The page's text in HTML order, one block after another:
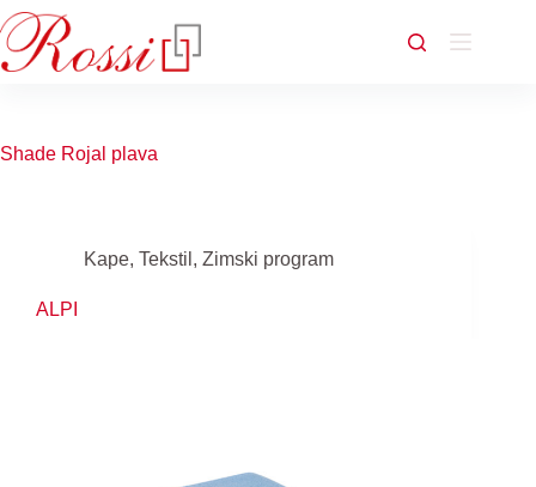
Skip
to
content
Shade Rojal plava
Kape, Tekstil , Zimski program
ALPI